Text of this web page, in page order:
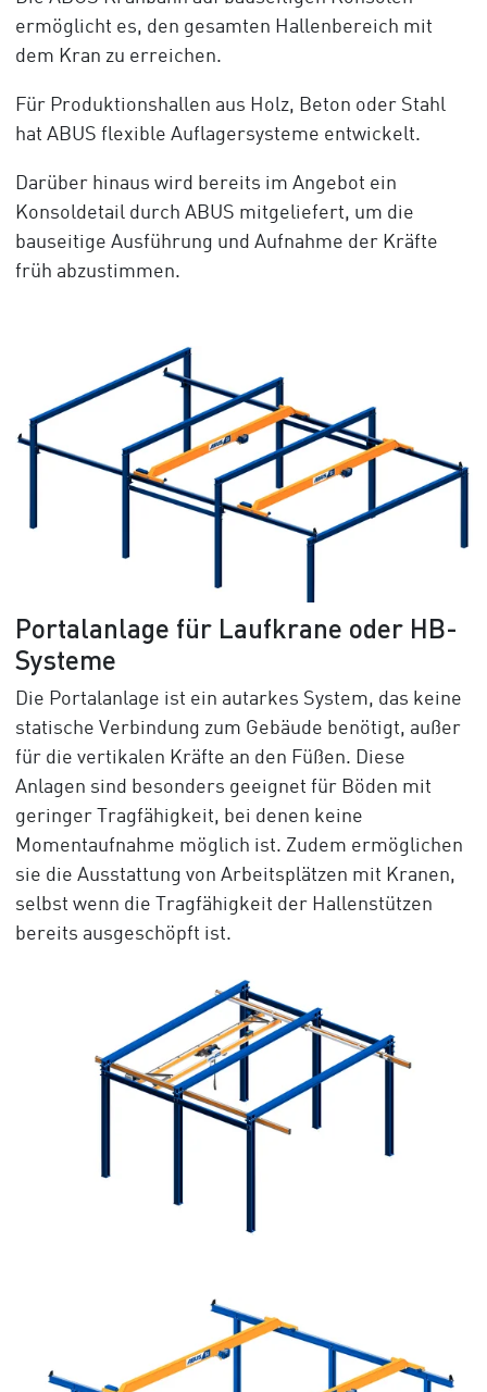
ermöglicht es, den gesamten Hallenbereich mit
dem Kran zu erreichen.
Für Produktionshallen aus Holz, Beton oder Stahl
hat ABUS flexible Auflagersysteme entwickelt.
Darüber hinaus wird bereits im Angebot ein
Konsoldetail durch ABUS mitgeliefert, um die
bauseitige Ausführung und Aufnahme der Kräfte
früh abzustimmen.
Portalanlage für Laufkrane oder HB-
Systeme
Die Portalanlage ist ein autarkes System, das keine
statische Verbindung zum Gebäude benötigt, außer
für die vertikalen Kräfte an den Füßen. Diese
Anlagen sind besonders geeignet für Böden mit
geringer Tragfähigkeit, bei denen keine
Momentaufnahme möglich ist. Zudem ermöglichen
sie die Ausstattung von Arbeitsplätzen mit Kranen,
selbst wenn die Tragfähigkeit der Hallenstützen
bereits ausgeschöpft ist.